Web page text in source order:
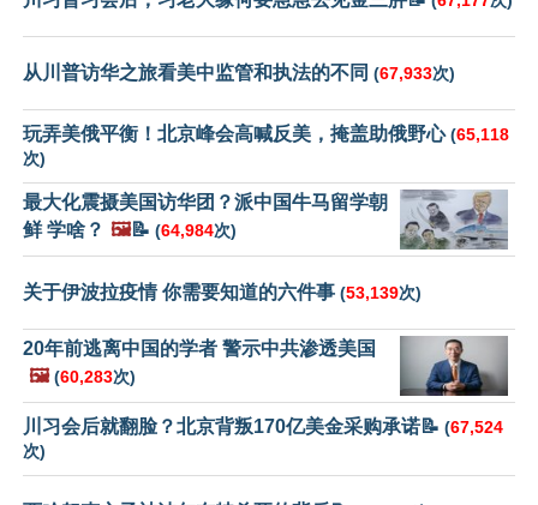
从川普访华之旅看美中监管和执法的不同 (67,933次)
玩弄美俄平衡！北京峰会高喊反美，掩盖助俄野心(65,118
次)
最大化震摄美国访华团？派中国牛马留学朝
鲜 学啥？ 🖼️📝 (64,984次)
关于伊波拉疫情 你需要知道的六件事 (53,139次)
20年前逃离中国的学者 警示中共渗透美国
🖼️ (60,283次)
川习会后就翻脸？北京背叛170亿美金采购承诺📝 (67,524
次)